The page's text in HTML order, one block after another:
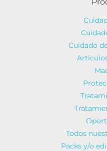
Cuidado
Todos
Packs y/o